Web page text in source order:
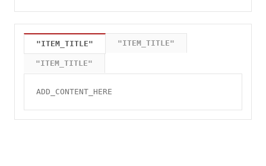
"ITEM_TITLE" "ITEM_TITLE"
"ITEM_TITLE"
ADD_CONTENT_HERE